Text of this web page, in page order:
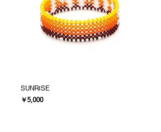
SUNRISE
価格
￥5,000